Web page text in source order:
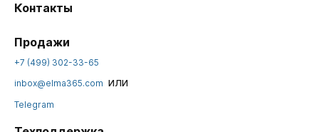
Контакты
Продажи
+7 (499) 302-33-65
inbox@elma365.com или
Telegram